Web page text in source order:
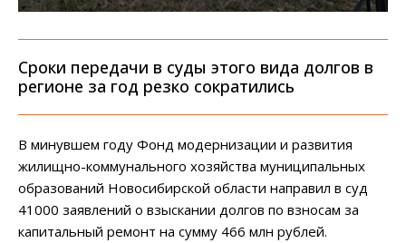
Сроки передачи в суды этого вида долгов в
регионе за год резко сократились
В минувшем году Фонд модернизации и развития
жилищно-коммунального хозяйства муниципальных
образований Новосибирской области направил в суд
41000 заявлений о взыскании долгов по взносам за
капитальный ремонт на сумму 466 млн рублей.